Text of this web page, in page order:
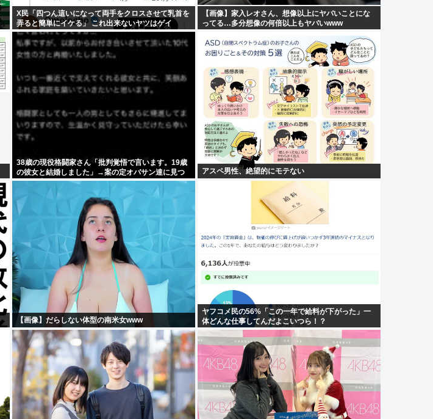
X民「四つん這いになって両手をクロスさせて乳首を
弄ると簡単にイケる」 これ出来ないヤツはゲイ
【画像】家入レオさん、想像以上にヤバいことにな
ってる…多分想像の何倍以上もヤバいwww
38歳の現役格闘家さん「批判覚悟で言います。19歳
の彼女と結婚しました」→案の定オバサン達に見つ
かり炎上
アスペ男性、絶望的にモテない
【画像】だらしない体型の南米女www
ヤフコメ民の56%「この一年で給料が下がった」一
体どんな仕事してんだよこいつら！？